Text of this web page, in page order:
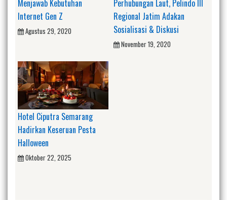
Menjawab Kebutuhan
Internet Gen Z
Agustus 29, 2020
Perhubungan Laut, Pelindo III
Regional Jatim Adakan
Sosialisasi & Diskusi
November 19, 2020
Hotel Ciputra Semarang
Hadirkan Keseruan Pesta
Halloween
Oktober 22, 2025